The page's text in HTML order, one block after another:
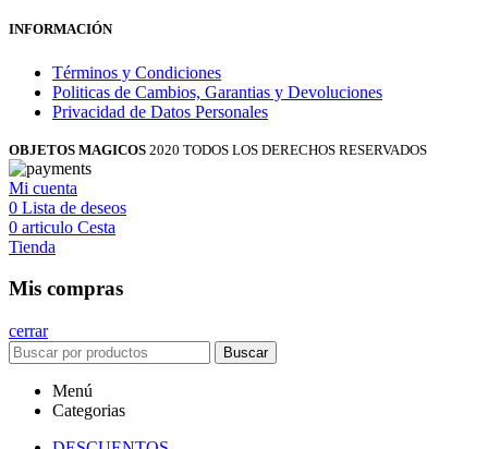
INFORMACIÓN
Términos y Condiciones
Politicas de Cambios, Garantias y Devoluciones
Privacidad de Datos Personales
OBJETOS MAGICOS 2020 TODOS LOS DERECHOS RESERVADOS
Mi cuenta
0 Lista de deseos
0 articulo Cesta
Tienda
Mis compras
cerrar
Buscar
Menú
Categorias